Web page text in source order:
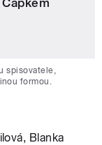
spisovatele,
formou.
Blanka